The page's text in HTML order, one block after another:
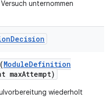
unternommen
Decision
(ModuleDefinition
maxAttempt)
wiederholt